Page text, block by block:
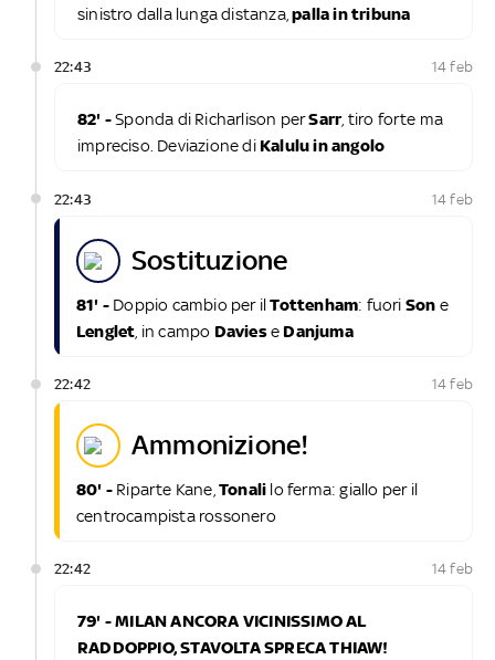
sinistro dalla lunga distanza,palla in tribuna
22:43 14 feb
82' -Sponda di Richarlison perSarr, tiro forte ma
impreciso. Deviazione di Kalulu in angolo
22:43 14 feb
sostituzione
81' - Doppio cambio per ilTottenham: fuori Son e
Lenglet , in campo Daviese Danjuma
22:42 14 feb
ammonizione!
80' - Riparte Kane, Tonali lo ferma: giallo per il
centrocampista rossonero
22:42 14 feb
79' - MILAN ANCORA VICINISSIMO AL
RADDOPPIO, STAVOLTA SPRECA THIAW!